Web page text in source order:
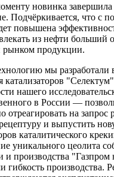
новинка завершила
Подчёркивается, что с
повышена
из нефти больший
рынком продукции.
мы разработали
катализаторов
нашего
в России —
отреагировать на запрос
и выпустить
каталитического
уникального цеолита
и производства "Газпром
гибкость производства.